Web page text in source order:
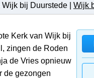
bij Duurstede | Wijk
Kerk van Wijk bij
zingen de Roden
de Vries opnieuw
de gezongen